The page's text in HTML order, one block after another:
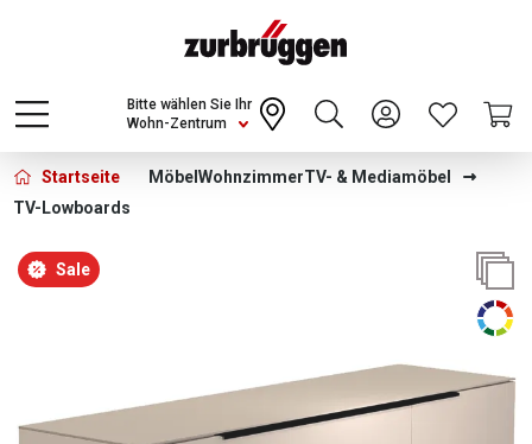
Choose a different country or region to see
content for your location and shop online
CONTINUE
Wohn-Zentrum
Bitte wählen Sie Ihr
Startseite Möbel WohnzimmerTV- & Mediamöbel
TV-Lowboards
Bildergalerie überspringen
Sale